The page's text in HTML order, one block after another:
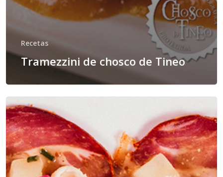
Recetas
Tramezzini de chosco de Tineo